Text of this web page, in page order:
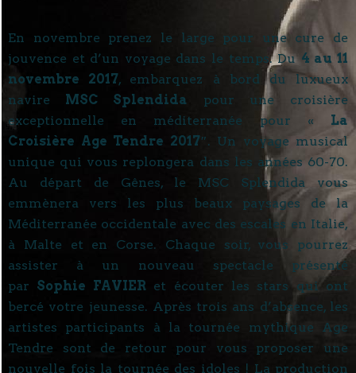
En novembre prenez le large pour une cure de
jouvence et d’un voyage dans le temps. Du 4 au 11
novembre 2017, embarquez à bord du luxueux
navire MSC Splendida pour une croisière
exceptionnelle en méditerranée pour « La
Croisière Age Tendre 2017″. Un voyage musical
unique qui vous replongera dans les années 60-70.
Au départ de Gênes, le MSC Splendida vous
emmènera vers les plus beaux paysages de la
Méditerranée occidentale avec des escales en Italie,
à Malte et en Corse. Chaque soir, vous pourrez
assister à un nouveau spectacle présenté
par Sophie FAVIERet écouter les stars qui ont
bercé votre jeunesse. Après trois ans d’absence, les
artistes participants à la tournée mythique Age
Tendre sont de retour pour vous proposer une
nouvelle fois la tournée des idoles ! La production